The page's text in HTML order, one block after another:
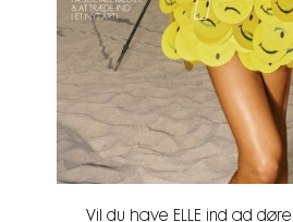
Vil du have ELLE ind ad